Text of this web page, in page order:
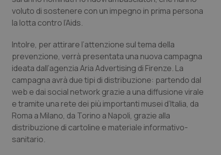
Molise
Provincia Autonoma di Bolzano
Provincia Autonoma di Trento
Puglia
Sardegna
Epatiti
Infezioni & Febbre
Ipertensione & Scompenso
Malattie rare
Malattia di Crohn & Rettocolite Ulcerosa
voluto di sostenere con un impegno in prima persona
la lotta contro l’Aids.
Intolre, per attirare l’attenzione sul tema della
prevenzione, verrà presentata una nuova campagna
ideata dall’agenzia Aria Advertising di Firenze. La
campagna avrà due tipi di distribuzione: partendo dal
web e dai social network grazie a una diffusione virale
e tramite una rete dei più importanti musei d’Italia, da
Roma a Milano, da Torino a Napoli, grazie alla
distribuzione di cartoline e materiale informativo-
sanitario.